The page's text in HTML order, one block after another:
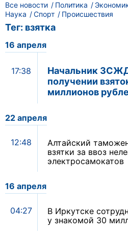
Все новости Политика
Наука
Спорт Происшествия
Тег: взятка
16 апреля
17:38
Начальник
получении
миллионов
22 апреля
12:48
Алтайский
взятки за ввоз
электросамокатов
16 апреля
04:27
В Иркутске
у знакомой 30